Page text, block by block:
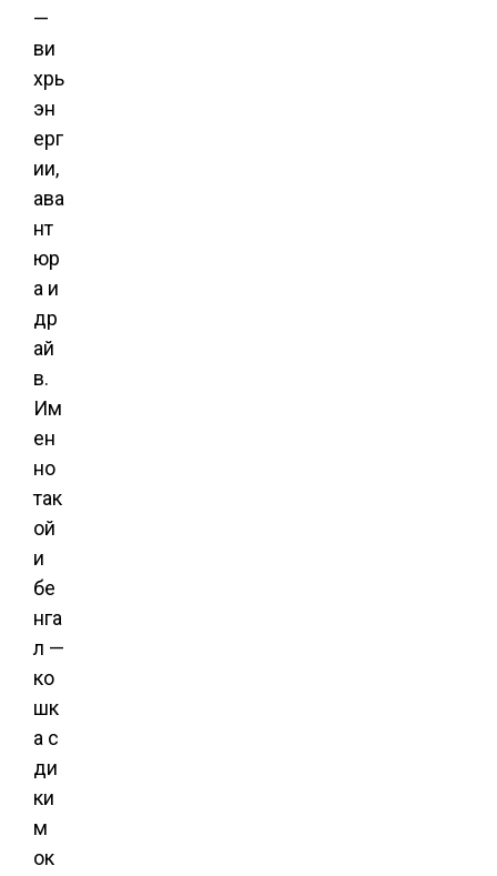
—
ви
хрь
эн
ерг
ии,
ава
нт
юр
а и
др
ай
в.
Им
ен
но
так
ой
и
бе
нга
л —
ко
шк
а с
ди
ки
м
ок